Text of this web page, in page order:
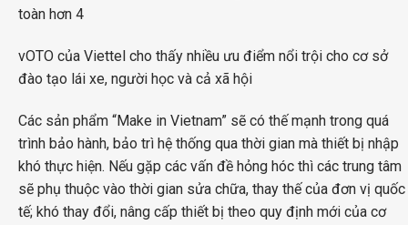
vOTO của Viettel cho thấy nhiều ưu điểm nổi trội cho cơ sở
đào tạo lái xe, người học và cả xã hội
Các sản phẩm “Make in Vietnam” sẽ có thế mạnh trong quá
trình bảo hành, bảo trì hệ thống qua thời gian mà thiết bị nhập
khó thực hiện. Nếu gặp các vấn đề hỏng hóc thì các trung tâm
sẽ phụ thuộc vào thời gian sửa chữa, thay thế của đơn vị quốc
tế; khó thay đổi, nâng cấp thiết bị theo quy định mới của cơ